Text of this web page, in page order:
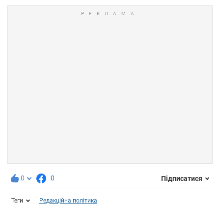
0 0 Підписатися
Теги Редакційна політика